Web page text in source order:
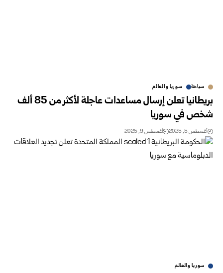
سياحة سوريا والعالم
بريطانيا تعلن إرسال مساعدات عاجلة لأكثر من 85 ألف
شخص في سوريا
أغسطس 5, 2025 أغسطس 9, 2025
سوريا والعالم